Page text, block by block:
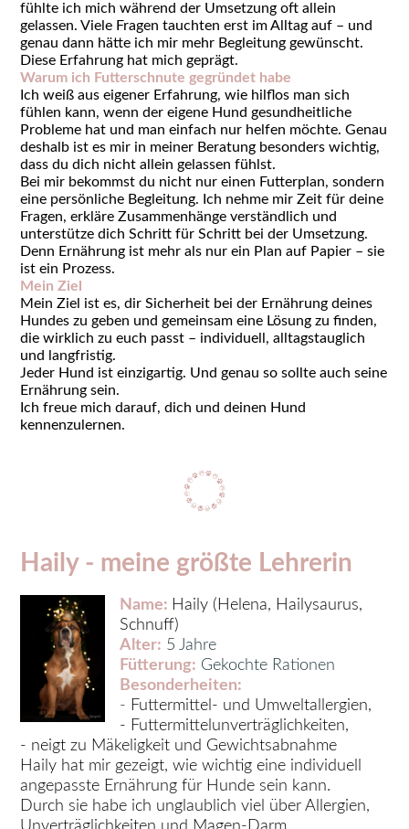
fühlte ich mich während der Umsetzung oft allein
gelassen. Viele Fragen tauchten erst im Alltag auf – und
genau dann hätte ich mir mehr Begleitung gewünscht.
Diese Erfahrung hat mich geprägt.
Warum ich Futterschnute gegründet habe
Ich weiß aus eigener Erfahrung, wie hilflos man sich
fühlen kann, wenn der eigene Hund gesundheitliche
Probleme hat und man einfach nur helfen möchte. Genau
deshalb ist es mir in meiner Beratung besonders wichtig,
dass du dich nicht allein gelassen fühlst.
Bei mir bekommst du nicht nur einen Futterplan, sondern
eine persönliche Begleitung. Ich nehme mir Zeit für deine
Fragen, erkläre Zusammenhänge verständlich und
unterstütze dich Schritt für Schritt bei der Umsetzung.
Denn Ernährung ist mehr als nur ein Plan auf Papier – sie
ist ein Prozess.
Mein Ziel
Mein Ziel ist es, dir Sicherheit bei der Ernährung deines
Hundes zu geben und gemeinsam eine Lösung zu finden,
die wirklich zu euch passt – individuell, alltagstauglich
und langfristig.
Jeder Hund ist einzigartig. Und genau so sollte auch seine
Ernährung sein.
Ich freue mich darauf, dich und deinen Hund
kennenzulernen.
Haily - meine größte Lehrerin
Name: Haily (Helena, Hailysaurus,
Schnuff)
Alter: 5 Jahre
Fütterung: Gekochte Rationen
Besonderheiten:
- Futtermittel- und Umweltallergien,
- Futtermittelunverträglichkeiten,
- neigt zu Mäkeligkeit und Gewichtsabnahme
Haily hat mir gezeigt, wie wichtig eine individuell
angepasste Ernährung für Hunde sein kann.
Durch sie habe ich unglaublich viel über Allergien,